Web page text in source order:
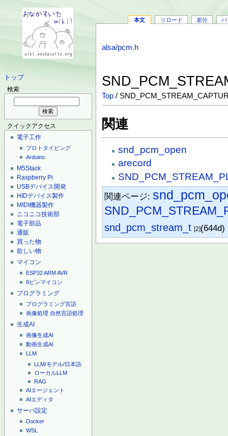
トップ
検索
クイックアクセス
電子工作
プロトタイピング
Arduino
M5Stack
Raspberry Pi
USBデバイス開発
HIDデバイス製作
MIDI機器製作
ニコニコ技術部
電子部品
通販
買った物
欲しい物
マイコン
ESP32ARMAVR
8ピンマイコン
プログラミング
プログラミング言語
画像処理 自然言語処理
生成AI
画像生成AI
動画生成AI
LLM
LLM/モデル/日本語
ローカルLLM
RAG
AIエージェント
AIエディタ
サーバ設定
Docker
WSL
本文 リロード 差分 バ
alsa/pcm.h
Top /
関連
snd_pcm_open
arecord
関連ページ:
snd_pcm_stream_t [2](644d)